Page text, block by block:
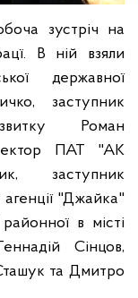
зустріч на
В ній взяли
державної
заступник
Роман
ПАТ "АК
заступник
"Джайка"
в місті
Сінцов,
та Дмитро